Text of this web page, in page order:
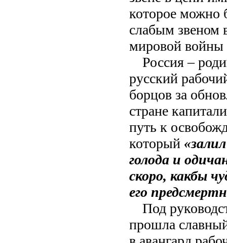
которое можно
слабым звеном
мировой войны
Россия –
русский
борцов за
стране
путь к
который
голода и
скоро, какбы
его
Под
прошла